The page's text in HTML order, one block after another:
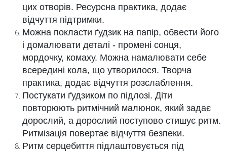
цих отворів. Ресурсна практика, додає
відчуття підтримки.
Можна покласти ґудзик на папір, обвести його
і домалювати деталі - промені сонця,
мордочку, комаху. Можна намалювати себе
всередині кола, що утворилося. Творча
практика, додає відчуття розслаблення.
Постукати ґудзиком по підлозі. Діти
повторюють ритмічний малюнок, який задає
дорослий, а дорослий поступово стишує ритм.
Ритмізація повертає відчуття безпеки.
Ритм серцебиття підлаштовується під